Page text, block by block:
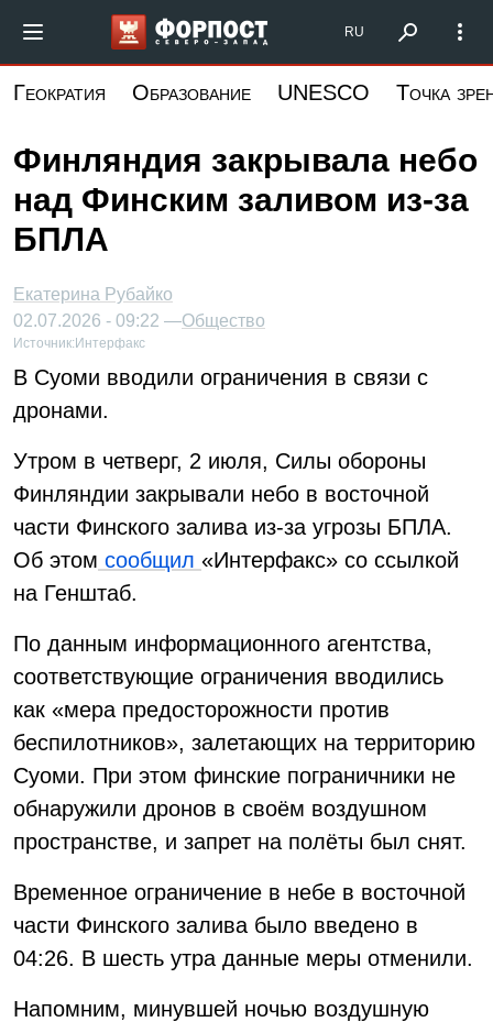
основному
Форпост Северо-Запад
RU
Геократия Образование UNESCO Точка
Финляндия закрывала небо
над Финским заливом из-за
БПЛА
Екатерина Рубайко
02.07.2026 - 09:22 —Общество
Источник: Интерфакс
В Суоми вводили ограничения в связи с
дронами.
Утром в четверг, 2 июля, Силы обороны
Финляндии закрывали небо в восточной
части Финского залива из-за угрозы БПЛА.
Об этом сообщил «Интерфакс» со ссылкой
на Генштаб.
По данным информационного агентства,
соответствующие ограничения вводились
как «мера предосторожности против
беспилотников», залетающих на территорию
Суоми. При этом финские пограничники не
обнаружили дронов в своём воздушном
пространстве, и запрет на полёты был снят.
Временное ограничение в небе в восточной
части Финского залива было введено в
04:26. В шесть утра данные меры отменили.
Напомним, минувшей ночью воздушную